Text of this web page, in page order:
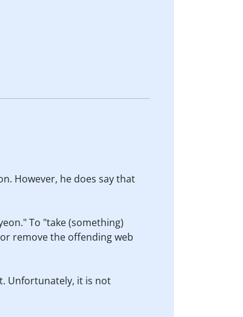
However, he does say that
To "take (something)
remove the offending web
Unfortunately, it is not